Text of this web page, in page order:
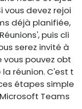
vous devez rejoi
déjà planifiée,
puis cli
serez invité à
vous pouvez obt
réunion. C'est t
étapes simple
Teams